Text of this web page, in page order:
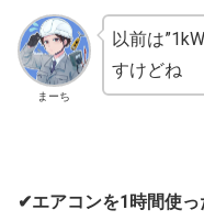
まーち
以前は
すけどね
✔エアコンを1時間使